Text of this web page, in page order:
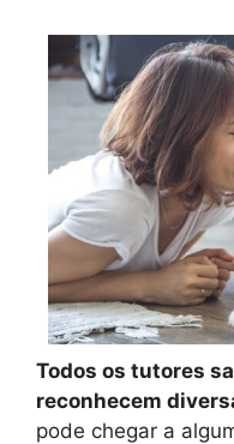
Todos os tutores
reconhecem
pode chegar a